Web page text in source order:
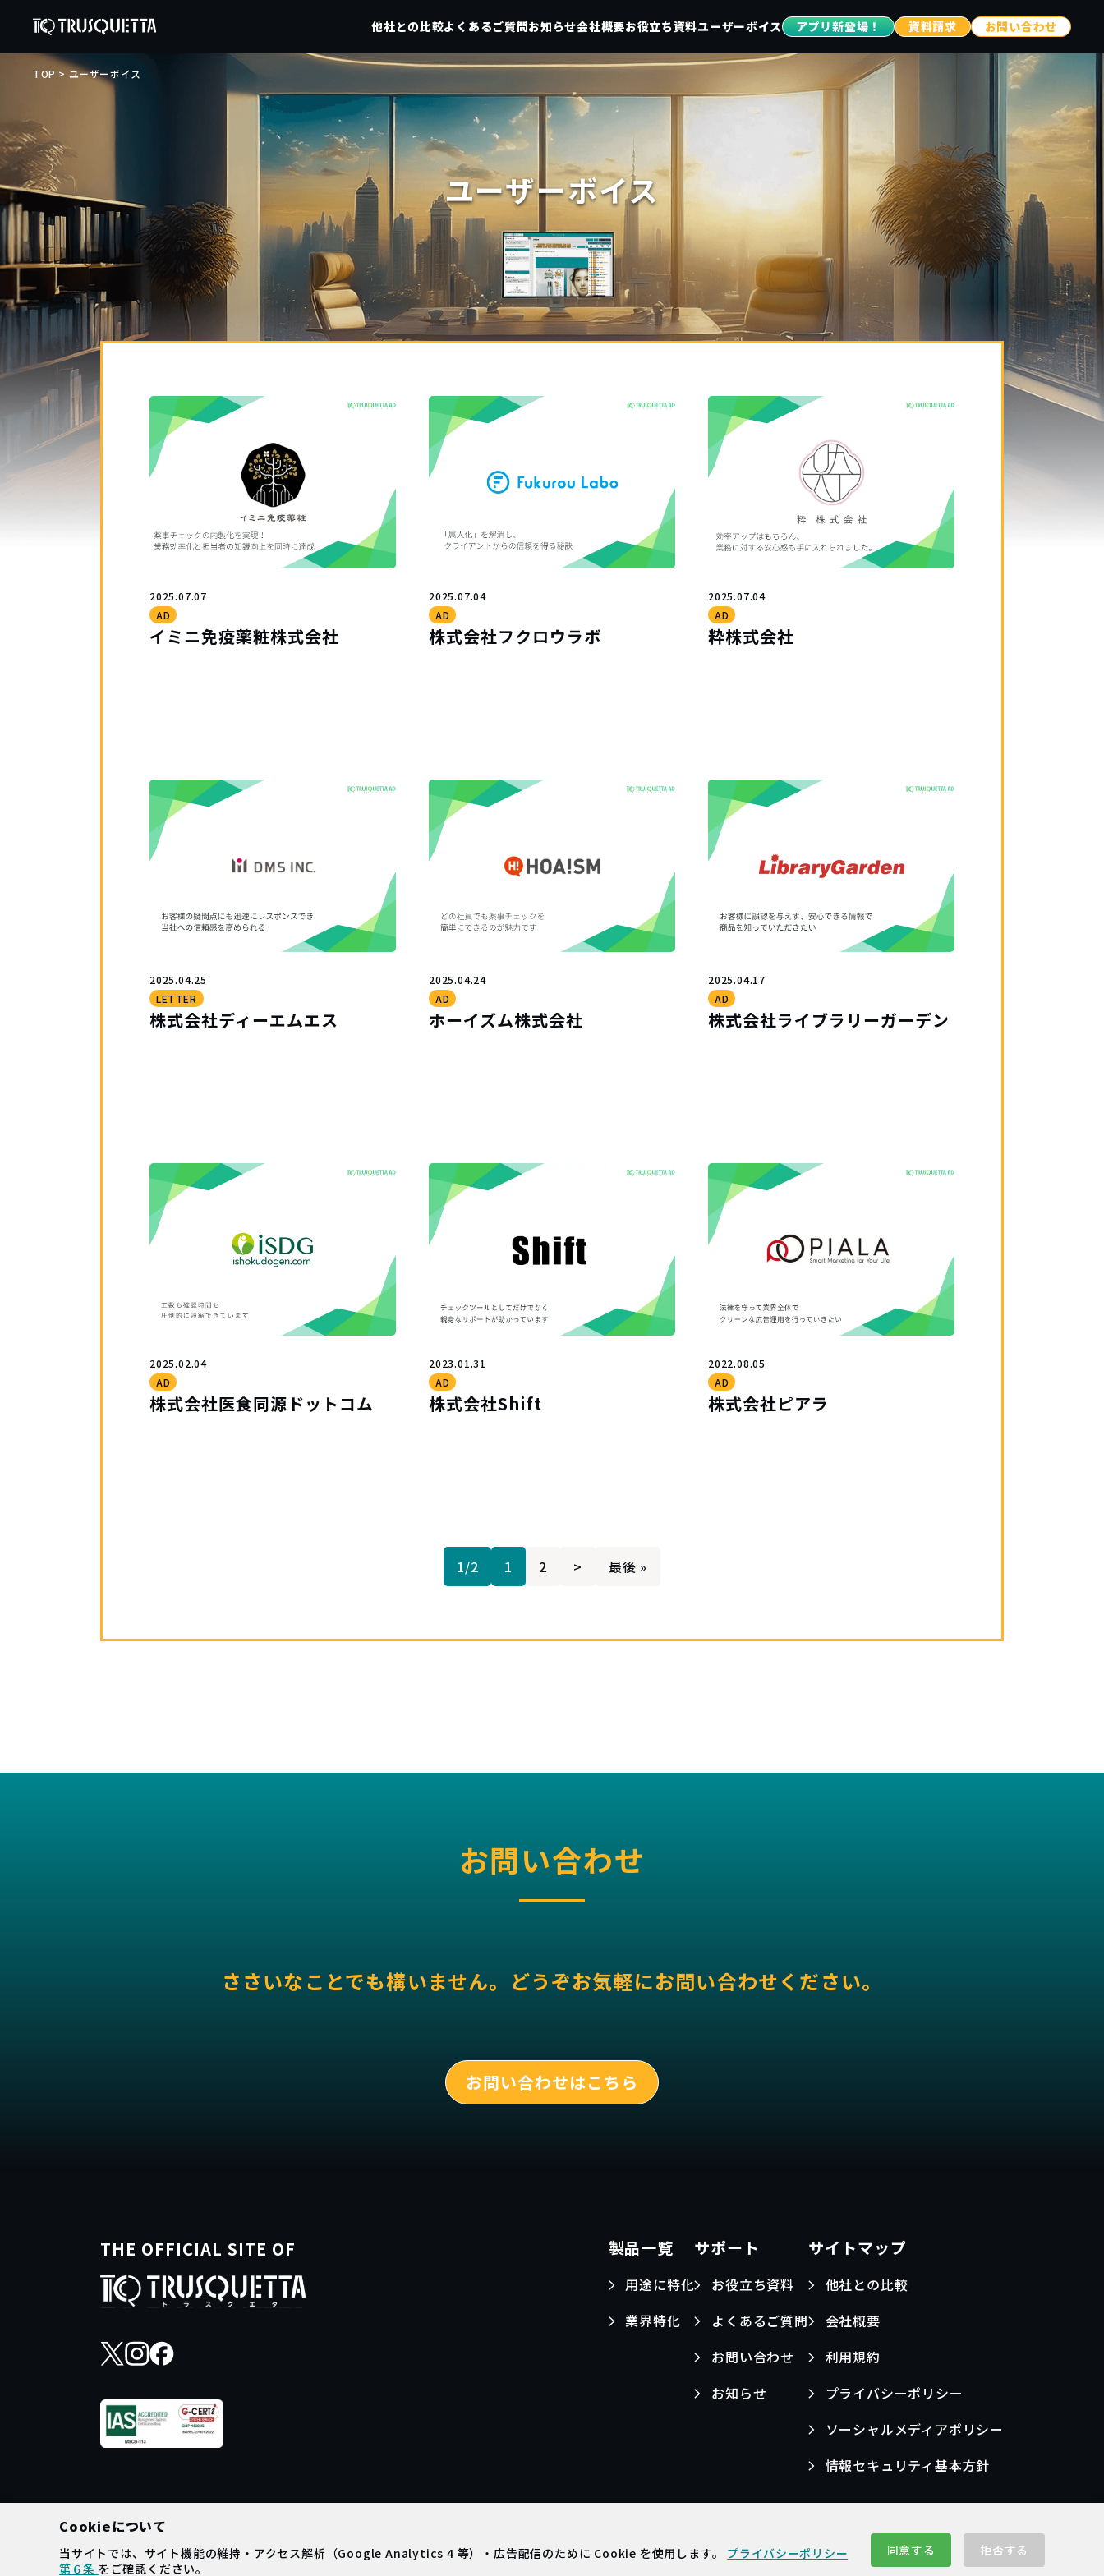
他社との比較よくあるご質問お知らせ会社概要お役立ち資料ユーザーボイス アプリ新登場！ 資料請求 お問い合わせ
TOP > ユーザーボイス
ユーザーボイス
2025.07.07
AD
イミニ免疫薬粧株式会社
2025.07.04
AD
株式会社フクロウラボ
2025.07.04
AD
粋株式会社
2025.04.25
LETTER
株式会社ディーエムエス
2025.04.24
AD
ホーイズム株式会社
2025.04.17
AD
株式会社ライブラリーガーデン
2025.02.04
AD
株式会社医食同源ドットコム
2023.01.31
AD
株式会社Shift
2022.08.05
AD
株式会社ピアラ
1/2 1 2 > 最後 »
お問い合わせ
ささいなことでも構いません。どうぞお気軽にお問い合わせください。
お問い合わせはこちら
THE OFFICIAL SITE OF 製品一覧
用途に特化
業界特化
サポート
お役立ち資料
よくあるご質問
お問い合わせ
お知らせ
サイトマップ
他社との比較
会社概要
利用規約
プライバシーポリシー
ソーシャルメディアポリシー
情報セキュリティ基本方針
Copyright © TRUSQUETTA Illustration bu Storyset
Cookieについて
当サイトでは、サイト機能の維持・アクセス解析（Google Analytics 4 等）・広告配信のために Cookie を使用します。 プライバシーポリシー
第６条 をご確認ください。
同意する 拒否する